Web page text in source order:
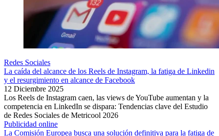
Redes Sociales
La caída del alcance de los Reels de Instagram, la fatiga de Linkedin
y el resurgimiento en alcance de Facebook
12 Diciembre 2025
Los Reels de Instagram caen, las views de YouTube aumentan y la
competencia en LinkedIn se dispara: Tendencias clave del Estudio
de Redes Sociales de Metricool 2026
Publicidad online
La Comisión Europea busca una solución definitiva para la fatiga de